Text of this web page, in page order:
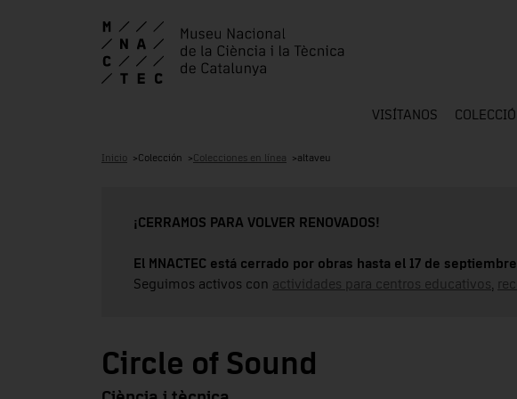
VISÍTANOS
Inicio Colección Colecciones en línea altaveu
¡CERRAMOS PARA VOLVER RENOVADOS!
El MNACTEC está cerrado por obras hasta el 17 de
Seguimos activos con actividades para centros educativos
Circle of Sound